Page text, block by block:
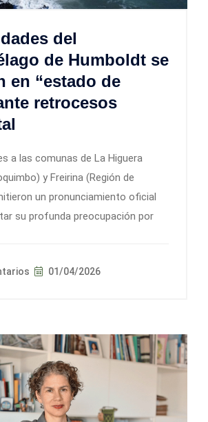
del
de Humboldt se
en “estado de
retrocesos
a las comunas de La Higuera
y Freirina (Región de
un pronunciamiento oficial
su profunda preocupación por
01/04/2026